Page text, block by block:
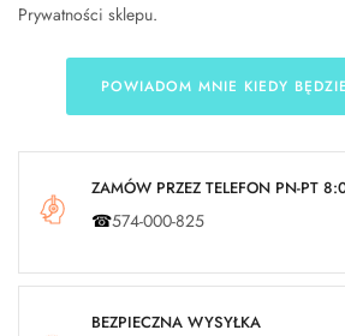
Prywatności sklepu.
POWIADOM MNIE KIEDY
ZAMÓW PRZEZ TELEFON PN-PT
☎574-000-825
BEZPIECZNA WYSYŁKA